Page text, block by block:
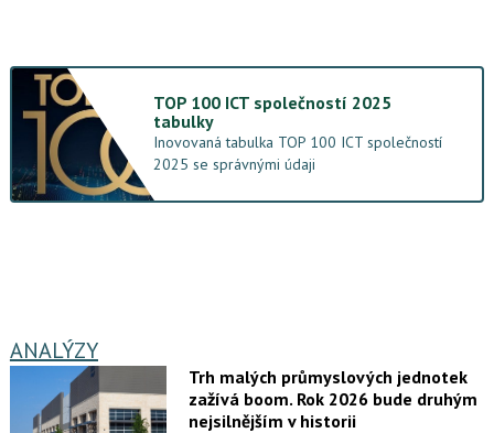
TOP 100 ICT společností 2025
tabulky
Inovovaná tabulka TOP 100 ICT společností
2025 se správnými údaji
ANALÝZY
Trh malých průmyslových jednotek
zažívá boom. Rok 2026 bude druhým
nejsilnějším v historii